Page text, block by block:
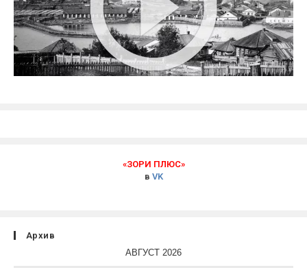
«ЗОРИ ПЛЮС»
в VK
Архив
АВГУСТ 2026